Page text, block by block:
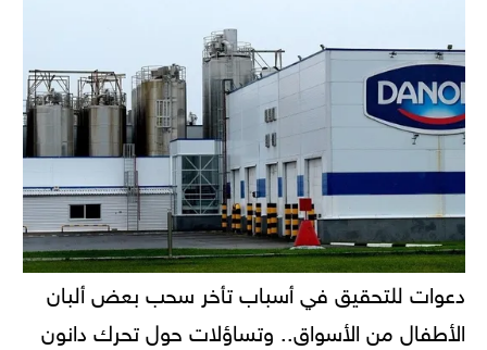
دعوات للتحقيق في أسباب تأخر سحب بعض ألبان
الأطفال من الأسواق.. وتساؤلات حول تحرك دانون